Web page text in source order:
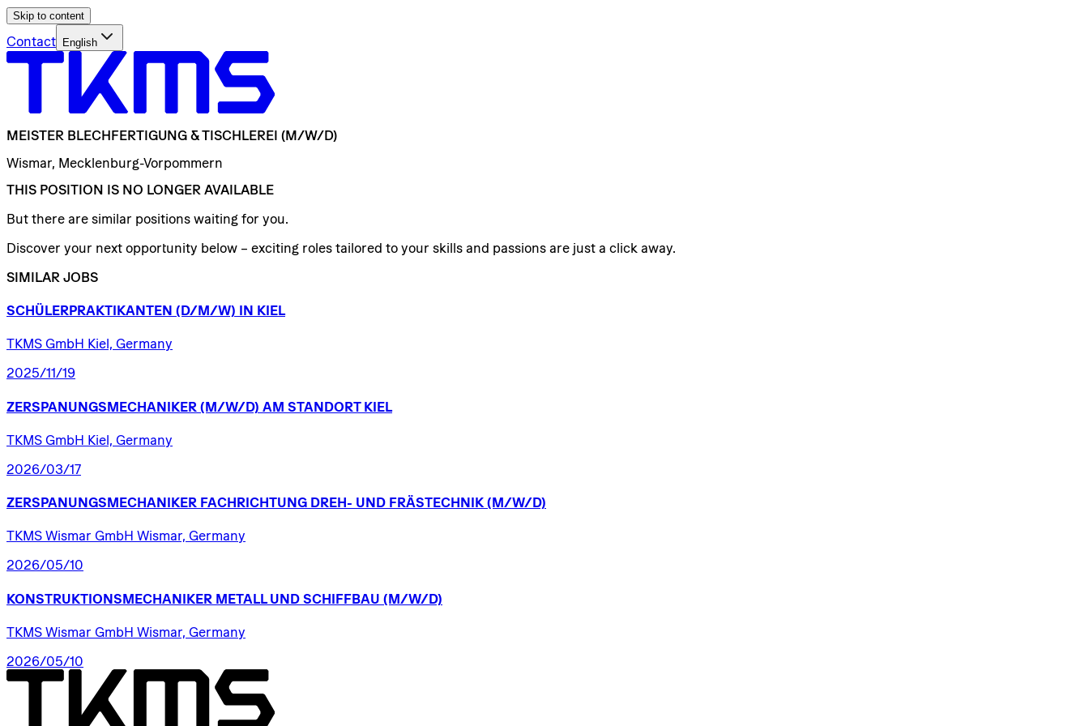
Skip to content
Contact English
MEISTER BLECHFERTIGUNG &TISCHLEREI (M/W/D)
Wismar, Mecklenburg-Vorpommern
THIS POSITION IS NO LONGER AVAILABLE
But there are similar positions waiting for you.
Discover your next opportunity below – exciting roles tailored to your skills and passions are just a click away.
SIMILAR JOBS
SCHÜLERPRAKTIKANTEN (D/​M/​W) IN KIEL
TKMS GmbH Kiel, Germany
2025/11/19
ZERSPANUNGSMECHANIKER (M/W/D) AM STANDORT KIEL
TKMS GmbH Kiel, Germany
2026/03/17
ZERSPANUNGSMECHANIKER FACHRICHTUNG DREH- UND FRÄSTECHNIK (M/W/D)
TKMS Wismar GmbH Wismar, Germany
2026/05/10
KONSTRUKTIONSMECHANIKER METALL UND SCHIFFBAU (M/W/D)
TKMS Wismar GmbH Wismar, Germany
2026/05/10